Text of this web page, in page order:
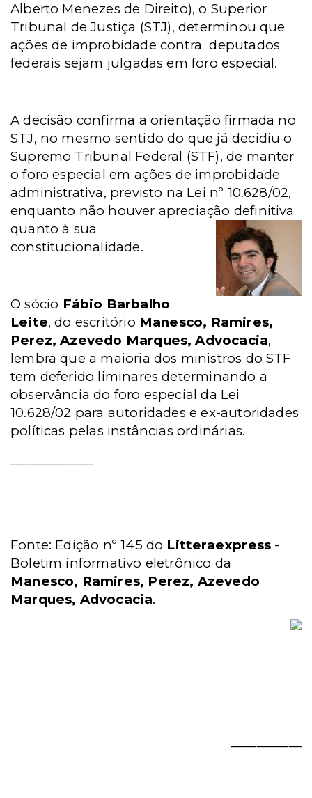
Alberto Menezes de Direito), o Superior
Tribunal de Justiça (STJ), determinou que
ações de improbidade contra deputados
federais sejam julgadas em foro especial.
A decisão confirma a orientação firmada no
STJ, no mesmo sentido do que já decidiu o
Supremo Tribunal Federal (STF), de manter
o foro especial em ações de improbidade
administrativa, previsto na Lei nº 10.628/02,
enquanto não houver apreciação definitiva
quanto à sua
constitucionalidade.
O sócio Fábio Barbalho
Leite, do escritório Manesco, Ramires,
Perez, Azevedo Marques, Advocacia,
lembra que a maioria dos ministros do STF
tem deferido liminares determinando a
observância do foro especial da Lei
10.628/02 para autoridades e ex-autoridades
políticas pelas instâncias ordinárias.
Fonte: Edição nº 145 do Litteraexpress -
Boletim informativo eletrônico da
Manesco, Ramires, Perez, Azevedo
Marques, Advocacia.